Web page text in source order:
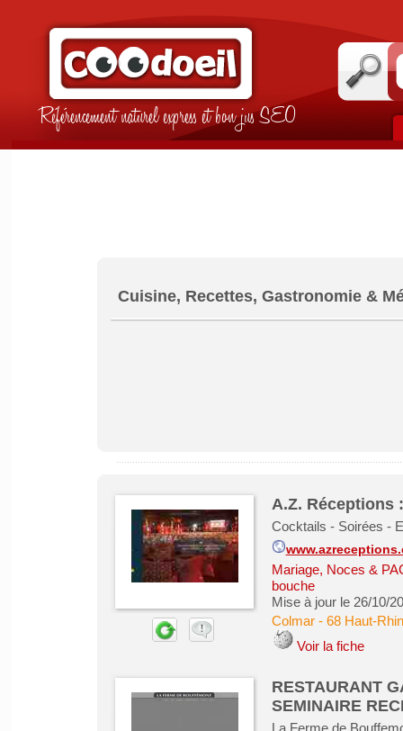
Référencement naturel express et bon jus SEO
Cuisine, Recettes, Gastronomie &
A.Z. Réceptions
Cocktails - Soirées -
Mariage, Noces &
bouche
Mise à jour le 26/10/
Colmar- 68 Haut-Rhin
Voir la fiche
RESTAURANT
SEMINAIRE
La Ferme de